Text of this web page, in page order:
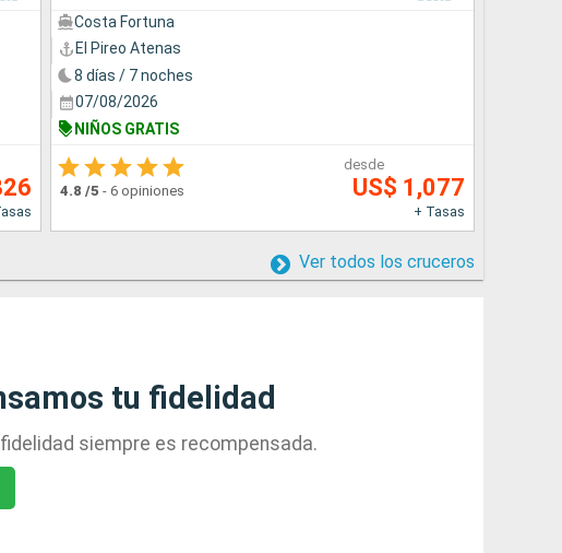
Costa Fortuna
El Pireo Atenas
8 días / 7 noches
07/08/2026
NIÑOS GRATIS
4.8 /5 - 6 opiniones
desde
US$ 1,077
+ Tasas
Ver todos los cruceros
tu fidelidad
siempre es recompensada.